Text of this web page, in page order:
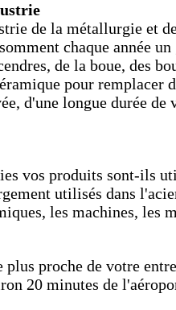
de la métallurgie et
chaque année
de la boue, des
pour remplacer
d'une longue durée
vos produits sont-ils
utilisés dans
les machines, les
proche de votre
20 minutes de